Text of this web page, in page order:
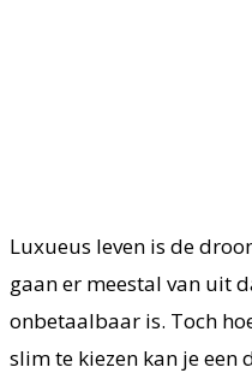
Luxueus leven is de
gaan er meestal van uit
onbetaalbaar is. Toch
slim te kiezen kan je een